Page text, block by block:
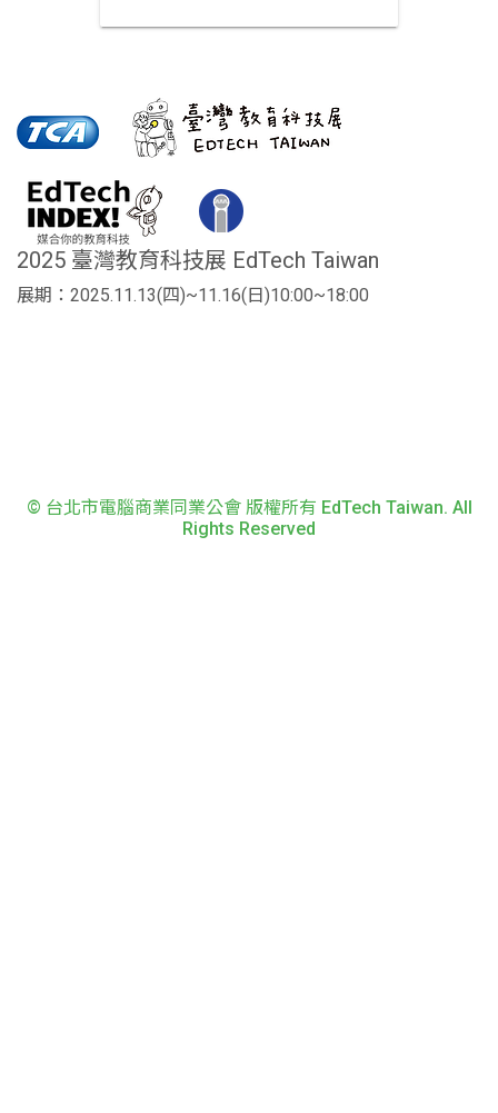
2025 臺灣教育科技展 EdTech Taiwan
展期：2025.11.13(四)~11.16(日)10:00~18:00
© 台北市電腦商業同業公會 版權所有 EdTech Taiwan. All
Rights Reserved